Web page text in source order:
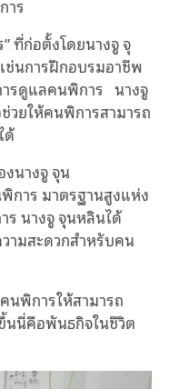
าร
ที่ก่อตั้งโดยนางจู จุ
ช่นการฝึกอบรมอาชีพ
รดูแลคนพิการ นางจู
ยให้คนพิการสามารถ
ด้
นางจู จุน
การ มาตรฐานสูงแห่ง
ร นางจู จุนหลินได้
ามสะดวกสำหรับคน
นพิการให้สามารถ
นนี่คือพันธกิจในชีวิต